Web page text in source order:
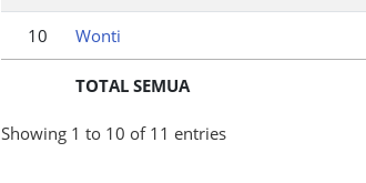
10 Wonti
TOTAL SEMUA
Showing 1 to 10 of 11 entries